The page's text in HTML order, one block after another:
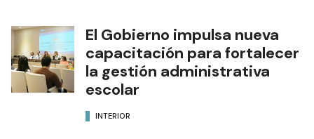
El Gobierno impulsa nueva
capacitación para fortalecer
la gestión administrativa
escolar
INTERIOR